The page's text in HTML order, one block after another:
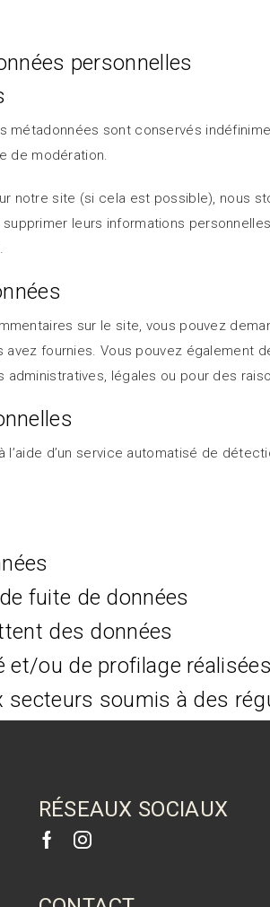
personnelles
métadonnées sont conservés
de modération.
notre site (si cela est possible), nous
leurs informations
sur le site, vous pouvez
fournies. Vous pouvez également
légales ou pour des
d’un service automatisé de
fuite de données
des données
ou de profilage
soumis à des
RÉSEAUX SOCIAUX